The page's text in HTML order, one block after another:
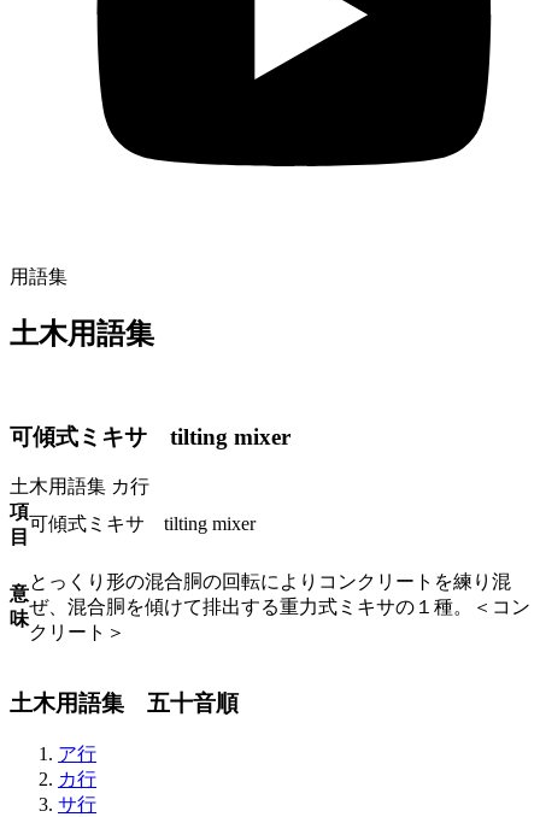
用語集
土木用語集
可傾式ミキサ tilting mixer
土木用語集 カ行
項
目
可傾式ミキサ tilting mixer
意
味
とっくり形の混合胴の回転によりコンクリートを練り混
ぜ、混合胴を傾けて排出する重力式ミキサの１種。＜コン
クリート＞
土木用語集 五十音順
ア行
カ行
サ行